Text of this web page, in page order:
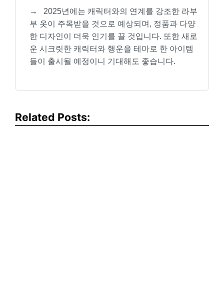
→
2025년에는 캐릭터와의 연계를 강조한 라부
부 옷이 주목받을 것으로 예상되며, 정품과 다양
한 디자인이 더욱 인기를 끌 것입니다. 또한 새로
운 시크릿한 캐릭터와 행운을 테마로 한 아이템
들이 출시될 예정이니 기대해도 좋습니다.
Related Posts: